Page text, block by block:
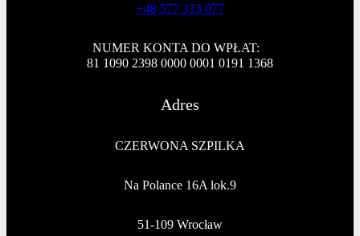
+48 577 333 077
NUMER KONTA DO WPŁAT:
81 1090 2398 0000 0001 0191 1368
Adres
CZERWONA SZPILKA
Na Polance 16A lok.9
51-109 Wrocław